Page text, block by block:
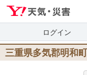
ログイン
三重県多気郡明和町